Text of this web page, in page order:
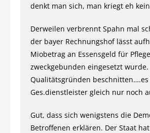
denkt man sich, man kriegt eh
Derweilen verbrennt Spahn mal
der bayer Rechnungshof lässt
Miobetrag an Essensgeld für
zweckgebunden eingesetzt
Qualitätsgründen
Ges.dienstleister gleich nur noch
Gut, dass sich wenigstens die
Betroffenen erklären. Der Staat